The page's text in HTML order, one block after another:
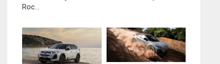
Roc...